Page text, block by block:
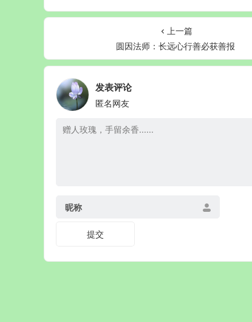
上一篇
圆因法师：长远心行善必获善报
发表评论
匿名网友
昵称